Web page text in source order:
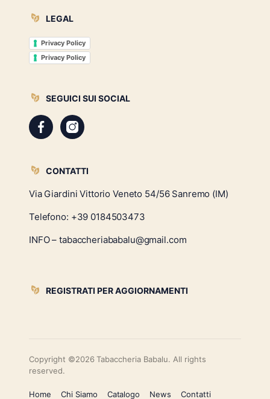
LEGAL
Privacy Policy
Privacy Policy
SEGUICI SUI SOCIAL
CONTATTI
Via Giardini Vittorio Veneto 54/56 Sanremo (IM)
Telefono: +39 0184503473
INFO – tabaccheriababalu@gmail.com
REGISTRATI PER AGGIORNAMENTI
Copyright ©2026 Tabaccheria Babalu. All rights
reserved.
Home Chi Siamo Catalogo News Contatti